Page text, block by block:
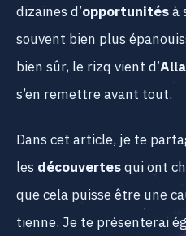
dizaines d’opportunitésà
souvent bien plus
bien sûr, le rizq vient d’
s’en remettre avant tout.
Dans cet article, je te
les découvertesqui ont
que cela puisse être une
tienne. Je te présenterai